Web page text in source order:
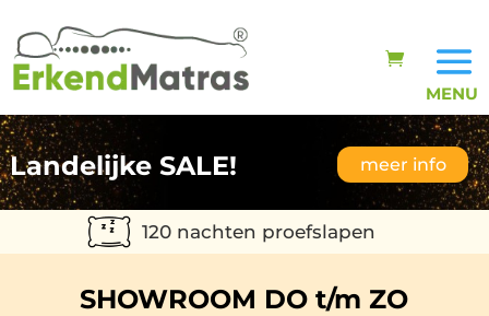
Landelijke SALE! meer info
120 nachten proefslapen
SHOWROOM DO t/m ZO